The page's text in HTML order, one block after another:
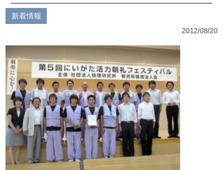
新着情報
2012/08/20